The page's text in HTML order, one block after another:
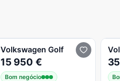
Volkswagen Golf
15 950 €
Bom negócio